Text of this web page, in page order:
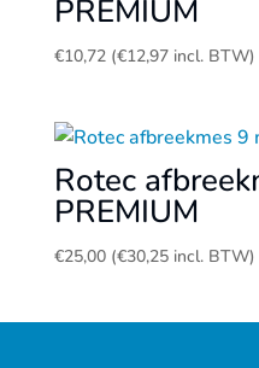
PREMIUM
€10,72 (€12,97incl. BTW)
Rotec
PREMIUM
€25,00 (€30,25incl. BTW)